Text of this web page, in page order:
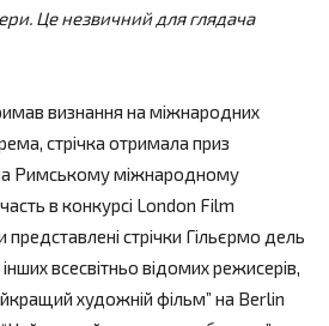
Це незвичний для глядача
визнання на міжнародних
стрічка отримала приз
Римському міжнародному
в конкурсі London Film
стрічки Гільєрмо дель
всесвітньо відомих режисерів,
художній фільм” на Berlin